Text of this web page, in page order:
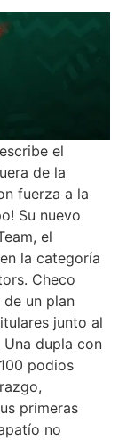
el
de la
fuerza a la
Su nuevo
el
la categoría
Checo
un plan
junto al
dupla con
podios
primeras
no